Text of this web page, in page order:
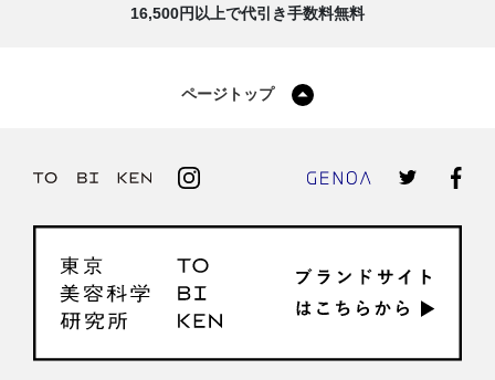
16,500円以上で代引き手数料無料
ページトップ